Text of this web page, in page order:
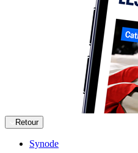
Retour
Synode